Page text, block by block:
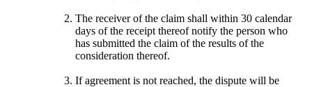
The receiver of the claim shall within 30 calendar
days of the receipt thereof notify the person who
has submitted the claim of the results of the
consideration thereof.
If agreement is not reached, the dispute will be